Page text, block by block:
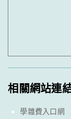
相關網站連
學雜費入口網